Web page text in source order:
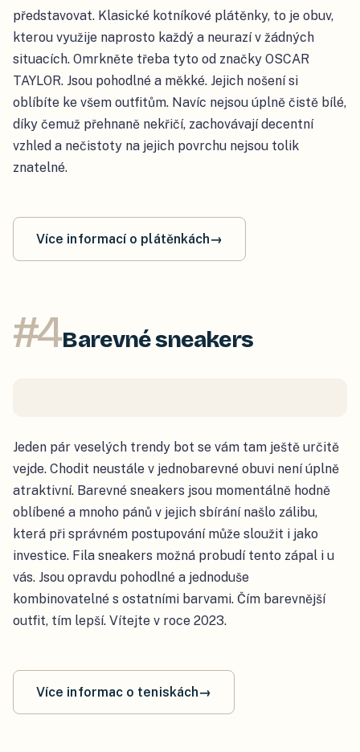
představovat. Klasické kotníkové plátěnky, to je obuv,
kterou využije naprosto každý a neurazí v žádných
situacích. Omrkněte třeba tyto od značky OSCAR
TAYLOR. Jsou pohodlné a měkké. Jejich nošení si
oblíbíte ke všem outfitům. Navíc nejsou úplně čistě bílé,
díky čemuž přehnaně nekřičí, zachovávají decentní
vzhled a nečistoty na jejich povrchu nejsou tolik
znatelné.
Více informací o plátěnkách→
#4Barevné sneakers
Jeden pár veselých trendy bot se vám tam ještě určitě
vejde. Chodit neustále v jednobarevné obuvi není úplně
atraktivní. Barevné sneakers jsou momentálně hodně
oblíbené a mnoho pánů v jejich sbírání našlo zálibu,
která při správném postupování může sloužit i jako
investice. Fila sneakers možná probudí tento zápal i u
vás. Jsou opravdu pohodlné a jednoduše
kombinovatelné s ostatními barvami. Čím barevnější
outfit, tím lepší. Vítejte v roce 2023.
Více informac o teniskách→